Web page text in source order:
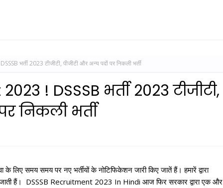
भर्ती 2023 टीजीटी, पीजीटी और अन्य पदों पर निकली भर्ती
! DSSSB भर्ती 2023 टीजीटी,
निकली भर्ती
लिए समय समय पर नए भर्तीयों के नोटिफिकेशन जारी किए जातें हैं। हमारें द्वारा
हैं। DSSSB Recruitment 2023 In Hindi आज फिर सरकार द्वारा एक और